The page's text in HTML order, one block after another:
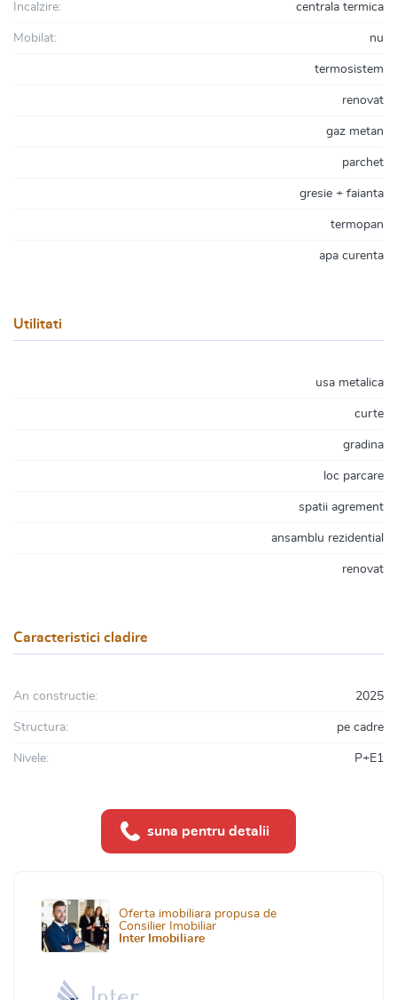
Incalzire: centrala termica
Mobilat: nu
termosistem
renovat
gaz metan
parchet
gresie + faianta
termopan
apa curenta
Utilitati
usa metalica
curte
gradina
loc parcare
spatii agrement
ansamblu rezidential
renovat
Caracteristici cladire
An constructie: 2025
Structura: pe cadre
Nivele: P+E1
suna pentru detalii
Oferta imobiliara propusa de
Consilier Imobiliar
Inter Imobiliare